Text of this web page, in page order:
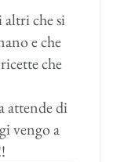
che si
e che
che
attende di
vengo a